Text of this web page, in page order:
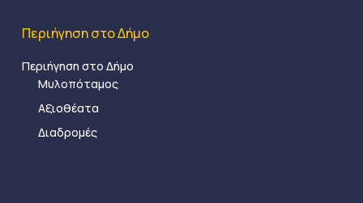
Περιήγηση στο Δήμο
Περιήγηση στο Δήμο
Μυλοπόταμος
Αξιοθέατα
Διαδρομές